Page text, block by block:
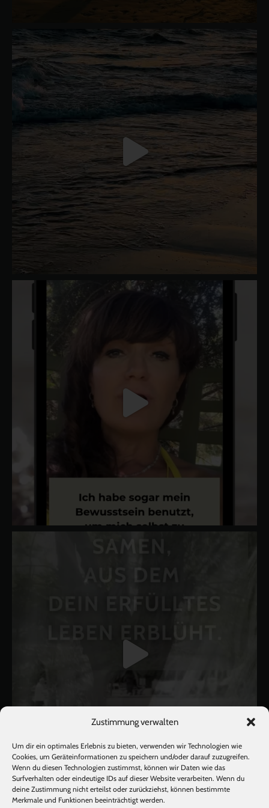
Zustimmung verwalten
Um dir ein optimales Erlebnis zu bieten, verwenden wir Technologien wie
Cookies, um Geräteinformationen zu speichern und/oder darauf zuzugreifen.
Wenn du diesen Technologien zustimmst, können wir Daten wie das
Surfverhalten oder eindeutige IDs auf dieser Website verarbeiten. Wenn du
deine Zustimmung nicht erteilst oder zurückziehst, können bestimmte
Merkmale und Funktionen beeinträchtigt werden.
Mehr laden Auf Instagram folgen